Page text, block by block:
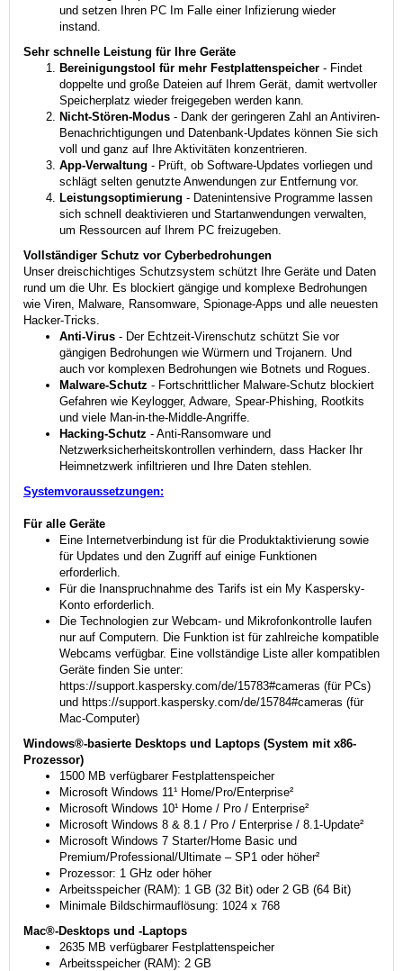
und setzen Ihren PC Im Falle einer Infizierung wieder
instand.
Sehr schnelle Leistung für Ihre Geräte
Bereinigungstool für mehr Festplattenspeicher - Findet
doppelte und große Dateien auf Ihrem Gerät, damit wertvoller
Speicherplatz wieder freigegeben werden kann.
Nicht-Stören-Modus - Dank der geringeren Zahl an Antiviren-
Benachrichtigungen und Datenbank-Updates können Sie sich
voll und ganz auf Ihre Aktivitäten konzentrieren.
App-Verwaltung - Prüft, ob Software-Updates vorliegen und
schlägt selten genutzte Anwendungen zur Entfernung vor.
Leistungsoptimierung - Datenintensive Programme lassen
sich schnell deaktivieren und Startanwendungen verwalten,
um Ressourcen auf Ihrem PC freizugeben.
Vollständiger Schutz vor Cyberbedrohungen
Unser dreischichtiges Schutzsystem schützt Ihre Geräte und Daten
rund um die Uhr. Es blockiert gängige und komplexe Bedrohungen
wie Viren, Malware, Ransomware, Spionage-Apps und alle neuesten
Hacker-Tricks.
Anti-Virus - Der Echtzeit-Virenschutz schützt Sie vor
gängigen Bedrohungen wie Würmern und Trojanern. Und
auch vor komplexen Bedrohungen wie Botnets und Rogues.
Malware-Schutz - Fortschrittlicher Malware-Schutz blockiert
Gefahren wie Keylogger, Adware, Spear-Phishing, Rootkits
und viele Man-in-the-Middle-Angriffe.
Hacking-Schutz - Anti-Ransomware und
Netzwerksicherheitskontrollen verhindern, dass Hacker Ihr
Heimnetzwerk infiltrieren und Ihre Daten stehlen.
Systemvoraussetzungen:
Für alle Geräte
Eine Internetverbindung ist für die Produktaktivierung sowie
für Updates und den Zugriff auf einige Funktionen
erforderlich.
Für die Inanspruchnahme des Tarifs ist ein My Kaspersky-
Konto erforderlich.
Die Technologien zur Webcam- und Mikrofonkontrolle laufen
nur auf Computern. Die Funktion ist für zahlreiche kompatible
Webcams verfügbar. Eine vollständige Liste aller kompatiblen
Geräte finden Sie unter:
https://support.kaspersky.com/de/15783#cameras (für PCs)
und https://support.kaspersky.com/de/15784#cameras (für
Mac-Computer)
Windows®-basierte Desktops und Laptops (System mit x86-
Prozessor)
1500 MB verfügbarer Festplattenspeicher
Microsoft Windows 11¹ Home/Pro/Enterprise²
Microsoft Windows 10¹ Home / Pro / Enterprise²
Microsoft Windows 8 & 8.1 / Pro / Enterprise / 8.1-Update²
Microsoft Windows 7 Starter/Home Basic und
Premium/Professional/Ultimate – SP1 oder höher²
Prozessor: 1 GHz oder höher
Arbeitsspeicher (RAM): 1 GB (32 Bit) oder 2 GB (64 Bit)
Minimale Bildschirmauflösung: 1024 x 768
Mac®-Desktops und -Laptops
2635 MB verfügbarer Festplattenspeicher
Arbeitsspeicher (RAM): 2 GB